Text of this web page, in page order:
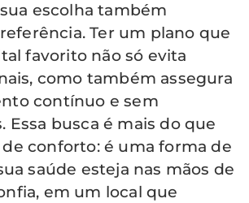
escolha também
Ter um plano que
favorito não só evita
como também assegura
contínuo e sem
Essa busca é mais do que
conforto: é uma forma de
saúde esteja nas mãos de
em um local que